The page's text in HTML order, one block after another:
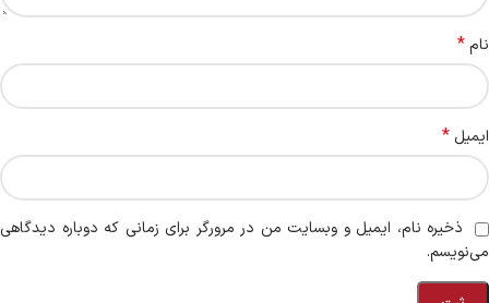
نام*
ایمیل *
ذخیره نام، ایمیل و وبسایت من در مرورگر برای زمانی که دوباره دیدگاهی
می‌نویسم.